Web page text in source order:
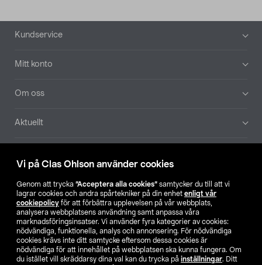
Vi på Clas Ohlson använder cookies
Genom att trycka ”Acceptera alla cookies” samtycker du till att vi
lagrar cookies och andra spårtekniker på din enhet enligt vår
cookiepolicy för att förbättra upplevelsen på vår webbplats,
analysera webbplatsens användning samt anpassa våra
marknadsföringsinsatser. Vi använder fyra kategorier av cookies:
nödvändiga, funktionella, analys och annonsering. För nödvändiga
cookies krävs inte ditt samtycke eftersom dessa cookies är
nödvändiga för att innehållet på webbplatsen ska kunna fungera. Om
du istället vill skräddarsy dina val kan du trycka på inställningar. Ditt
Sidfot
Kundservice
Mitt konto
Om oss
Aktuellt
Hitta butik
SE NO FI